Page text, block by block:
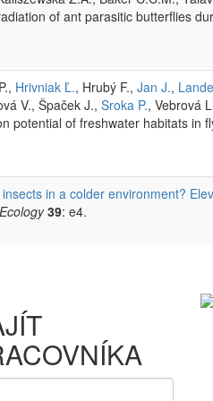
of ant parasitic butterflies
Hrivniak Ľ., Hrubý F., Jan J.,
V., Špaček J., Sroka P., Vebrová
potential of freshwater habitats in
in a colder environment?
39: e4.